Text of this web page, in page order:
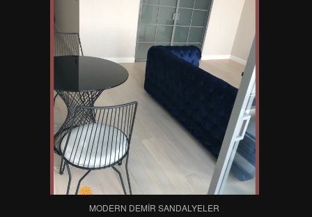
MODERN DEMIR SANDALYELER